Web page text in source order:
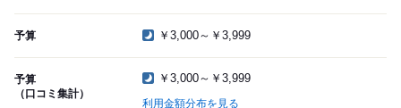
予算 ￥3,000～￥3,999
予算
（口コミ集計）
￥3,000～￥3,999
利用金額分布を見る